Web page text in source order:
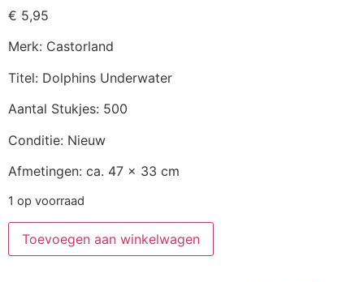
€ 5,95
Merk: Castorland
Titel: Dolphins Underwater
Aantal Stukjes: 500
Conditie: Nieuw
Afmetingen: ca. 47 x 33 cm
1 op voorraad
Toevoegen aan winkelwagen